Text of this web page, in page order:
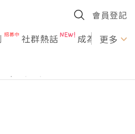
會員登記
社群熱話 成為U更多